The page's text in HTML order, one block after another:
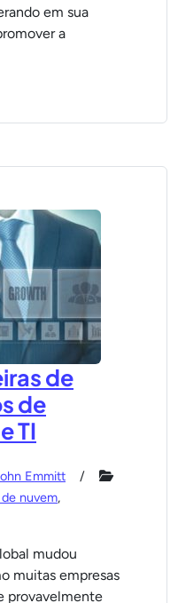
em sua
a
de
de
TI
Emmitt
nuvem,
mudou
muitas empresas
provavelmente